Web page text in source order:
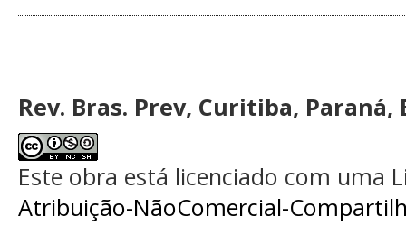
Rev. Bras. Prev, Curitiba, Paraná,
Este obra está licenciado com uma
Atribuição-NãoComercial-